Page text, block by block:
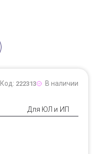
Код: 222313 В наличии
Для ЮЛ и ИП